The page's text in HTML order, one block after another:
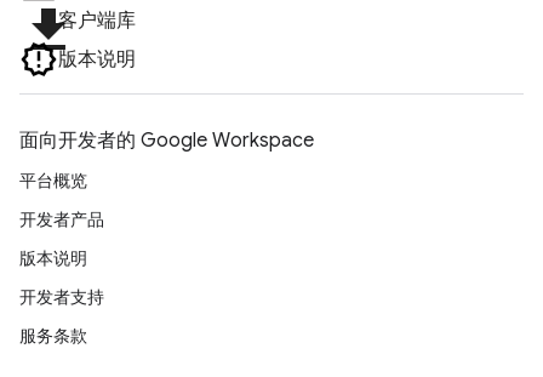
file_download客户端库
版本说明
面向开发者的 Google Workspace
平台概览
开发者产品
版本说明
开发者支持
服务条款